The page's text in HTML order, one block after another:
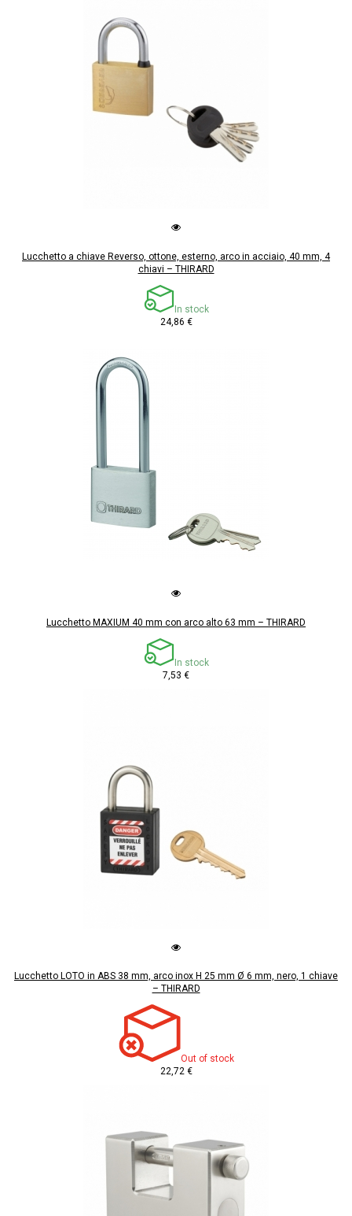
Lucchetto a chiave Reverso, ottone, esterno, arco in acciaio, 40 mm, 4
chiavi – THIRARD
In stock
24,86 €
Lucchetto MAXIUM 40 mm con arco alto 63 mm – THIRARD
In stock
7,53 €
Lucchetto LOTO in ABS 38 mm, arco inox H 25 mm Ø 6 mm, nero, 1 chiave
– THIRARD
Out of stock
22,72 €